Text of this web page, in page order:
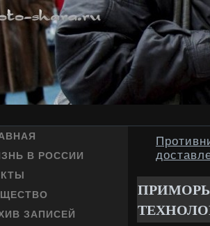
В РОССИИ
ЗАПИСЕЙ